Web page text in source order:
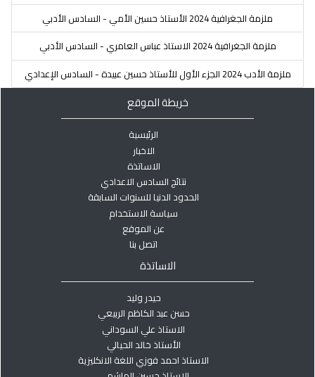
ملزمة الجغرافية 2024 الأستاذ حسين الأمي - السادس الأدبي
ملزمة الجغرافية 2024 الاستاذ عباس العامري - السادس الأدبي
ملزمة الأدب 2024 الجزء الأول للأستاذ حسين عبيدة - السادس الإعدادي
خريطة الموقع
الرئيسية
الاخبار
الاساتذة
نتائج السادس الاعدادي
الحدود الدنيا للسنوات السابقة
سياسة الاستخدام
عن الموقع
اتصل بنا
الاساتذة
حيدر وليد
حسن عبد الكاظم الربيعي
الاستاذ علي السوداني
الأستاذ خالد الحيالي
الاستاذ احمد فوزي اللغة الانكليزية